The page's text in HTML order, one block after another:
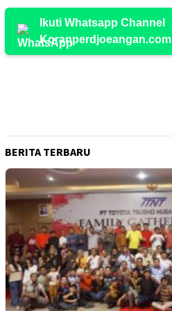
Ikuti Whatsapp Channel
Koranperdjoeangan.com
BERITA TERBARU